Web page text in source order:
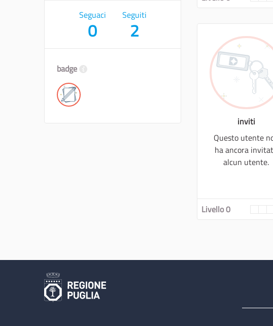
Seguaci
0
Seguiti
2
badge
inviti
Questo utente
ha ancora
alcun utente.
Livello 0